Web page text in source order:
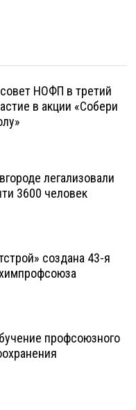
НОФП в третий
в акции «Собери
легализовали
3600 человек
создана 43-я
профсоюзного